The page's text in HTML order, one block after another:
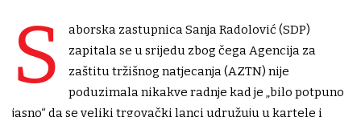
S
aborska zastupnica Sanja Radolović (SDP)
zapitala se u srijedu zbog čega Agencija za
zaštitu tržišnog natjecanja (AZTN) nije
poduzimala nikakve radnje kad je „bilo potpuno
jasno“ da se veliki trgovački lanci udružuju u kartele i